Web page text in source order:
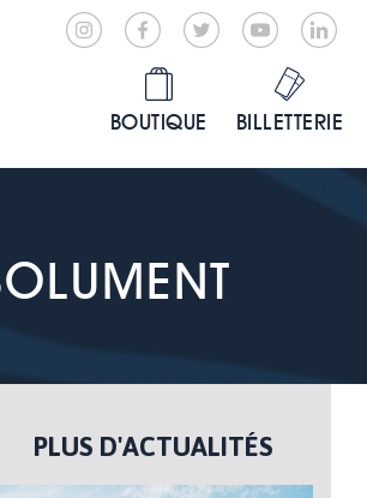
BOUTIQUE BILLETTERIE
PLUS D'ACTUALITÉS